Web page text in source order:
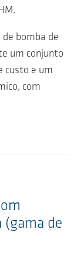
bomba de
um conjunto
custo e um
com
(gama de